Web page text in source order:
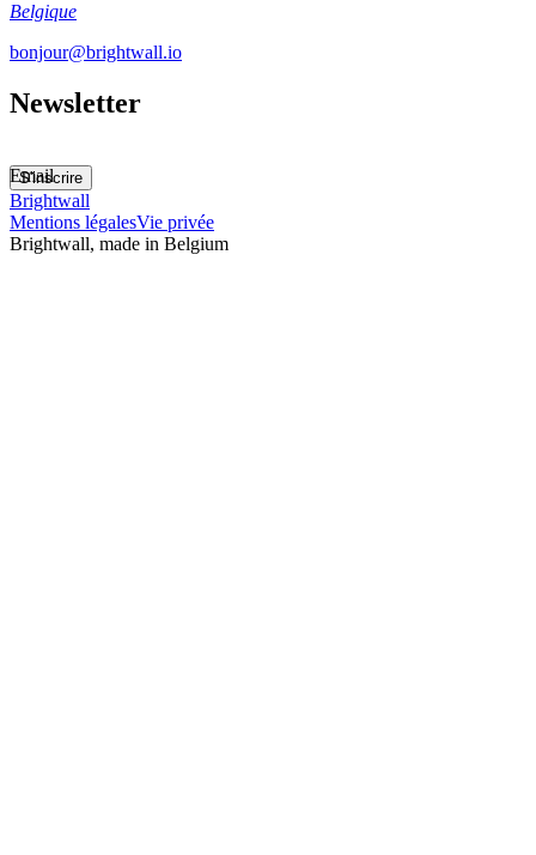
Belgique
bonjour@brightwall.io
Newsletter
Email
S'inscrire
Brightwall
Mentions légalesVie privée
Brightwall, made in Belgium